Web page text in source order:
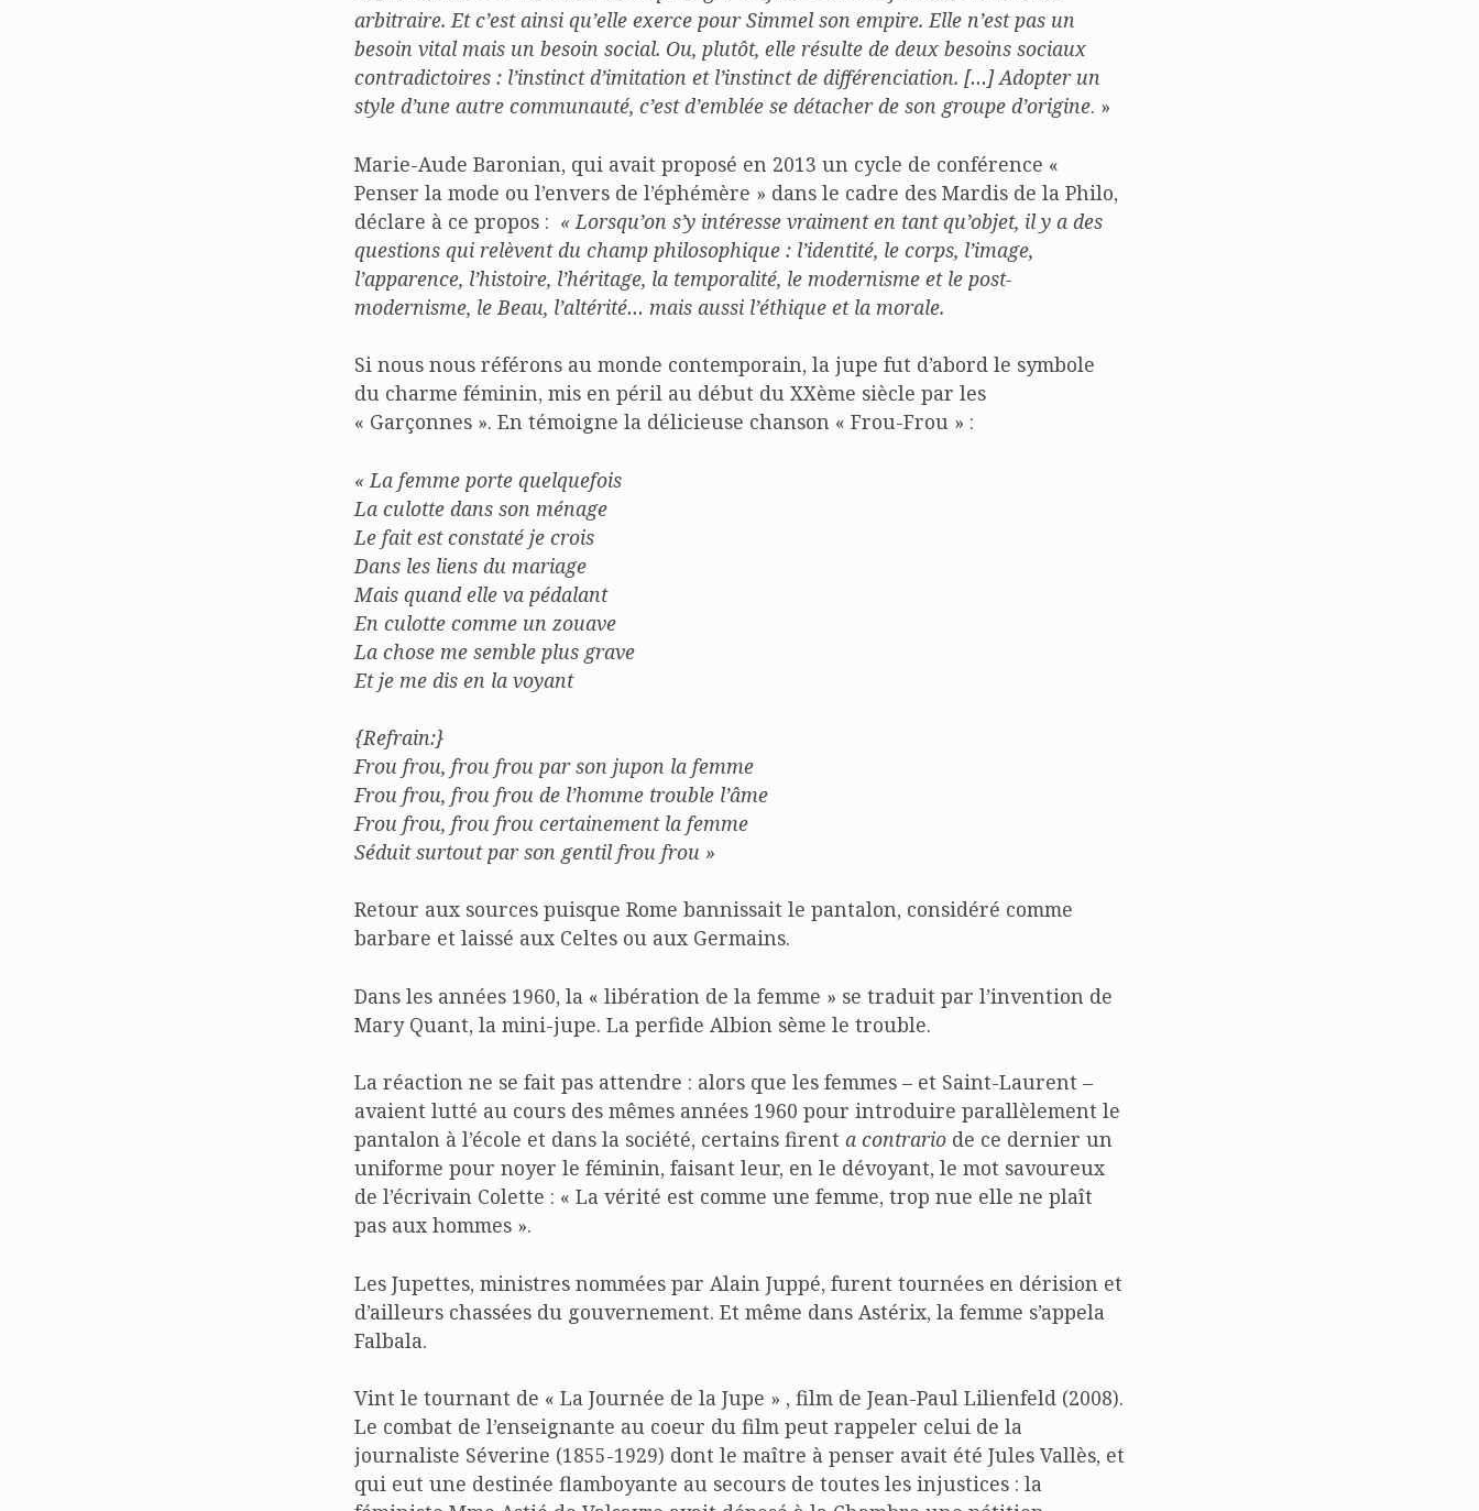
arbitraire. Et c’est ainsi qu’elle exerce pour Simmel son empire. Elle n’est pas un
besoin vital mais un besoin social. Ou, plutôt, elle résulte de deux besoins sociaux
contradictoires : l’instinct d’imitation et l’instinct de différenciation. […] Adopter un
style d’une autre communauté, c’est d’emblée se détacher de son groupe d’origine. »
Marie-Aude Baronian, qui avait proposé en 2013 un cycle de conférence «
Penser la mode ou l’envers de l’éphémère » dans le cadre des Mardis de la Philo,
déclare à ce propos : « Lorsqu’on s’y intéresse vraiment en tant qu’objet, il y a des
questions qui relèvent du champ philosophique : l’identité, le corps, l’image,
l’apparence, l’histoire, l’héritage, la temporalité, le modernisme et le post-
modernisme, le Beau, l’altérité… mais aussi l’éthique et la morale.
Si nous nous référons au monde contemporain, la jupe fut d’abord le symbole
du charme féminin, mis en péril au début du XXème siècle par les
« Garçonnes ». En témoigne la délicieuse chanson « Frou-Frou » :
« La femme porte quelquefois
La culotte dans son ménage
Le fait est constaté je crois
Dans les liens du mariage
Mais quand elle va pédalant
En culotte comme un zouave
La chose me semble plus grave
Et je me dis en la voyant
{Refrain:}
Frou frou, frou frou par son jupon la femme
Frou frou, frou frou de l’homme trouble l’âme
Frou frou, frou frou certainement la femme
Séduit surtout par son gentil frou frou »
Retour aux sources puisque Rome bannissait le pantalon, considéré comme
barbare et laissé aux Celtes ou aux Germains.
Dans les années 1960, la « libération de la femme » se traduit par l’invention de
Mary Quant, la mini-jupe. La perfide Albion sème le trouble.
La réaction ne se fait pas attendre : alors que les femmes – et Saint-Laurent –
avaient lutté au cours des mêmes années 1960 pour introduire parallèlement le
pantalon à l’école et dans la société, certains firent a contrario de ce dernier un
uniforme pour noyer le féminin, faisant leur, en le dévoyant, le mot savoureux
de l’écrivain Colette : « La vérité est comme une femme, trop nue elle ne plaît
pas aux hommes ».
Les Jupettes, ministres nommées par Alain Juppé, furent tournées en dérision et
d’ailleurs chassées du gouvernement. Et même dans Astérix, la femme s’appela
Falbala.
Vint le tournant de « La Journée de la Jupe » , film de Jean-Paul Lilienfeld (2008).
Le combat de l’enseignante au coeur du film peut rappeler celui de la
journaliste Séverine (1855-1929) dont le maître à penser avait été Jules Vallès, et
qui eut une destinée flamboyante au secours de toutes les injustices : la